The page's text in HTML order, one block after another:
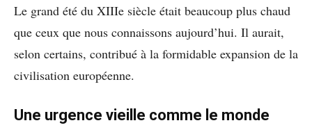
Le grand été du XIIIe siècle était beaucoup plus chaud
que ceux que nous connaissons aujourd’hui. Il aurait,
selon certains, contribué à la formidable expansion de la
civilisation européenne.
Une urgence vieille comme le monde